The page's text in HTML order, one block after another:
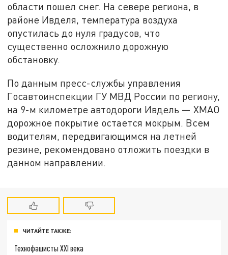
области пошел снег. На севере региона, в
районе Ивделя, температура воздуха
опустилась до нуля градусов, что
существенно осложнило дорожную
обстановку.
По данным пресс-службы управления
Госавтоинспекции ГУ МВД России по региону,
на 9-м километре автодороги Ивдель — ХМАО
дорожное покрытие остается мокрым. Всем
водителям, передвигающимся на летней
резине, рекомендовано отложить поездки в
данном направлении.
ЧИТАЙТЕ ТАКЖЕ:
Технофашисты XXI века